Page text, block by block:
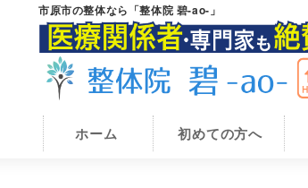
市原市の整体なら「整体院 碧-ao-」
市
原
市
市
原
ホーム 初めての方へ